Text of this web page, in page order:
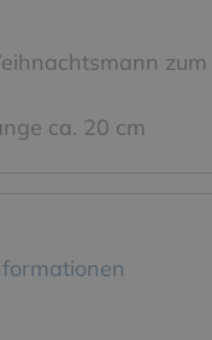
zum
ca. 20 cm